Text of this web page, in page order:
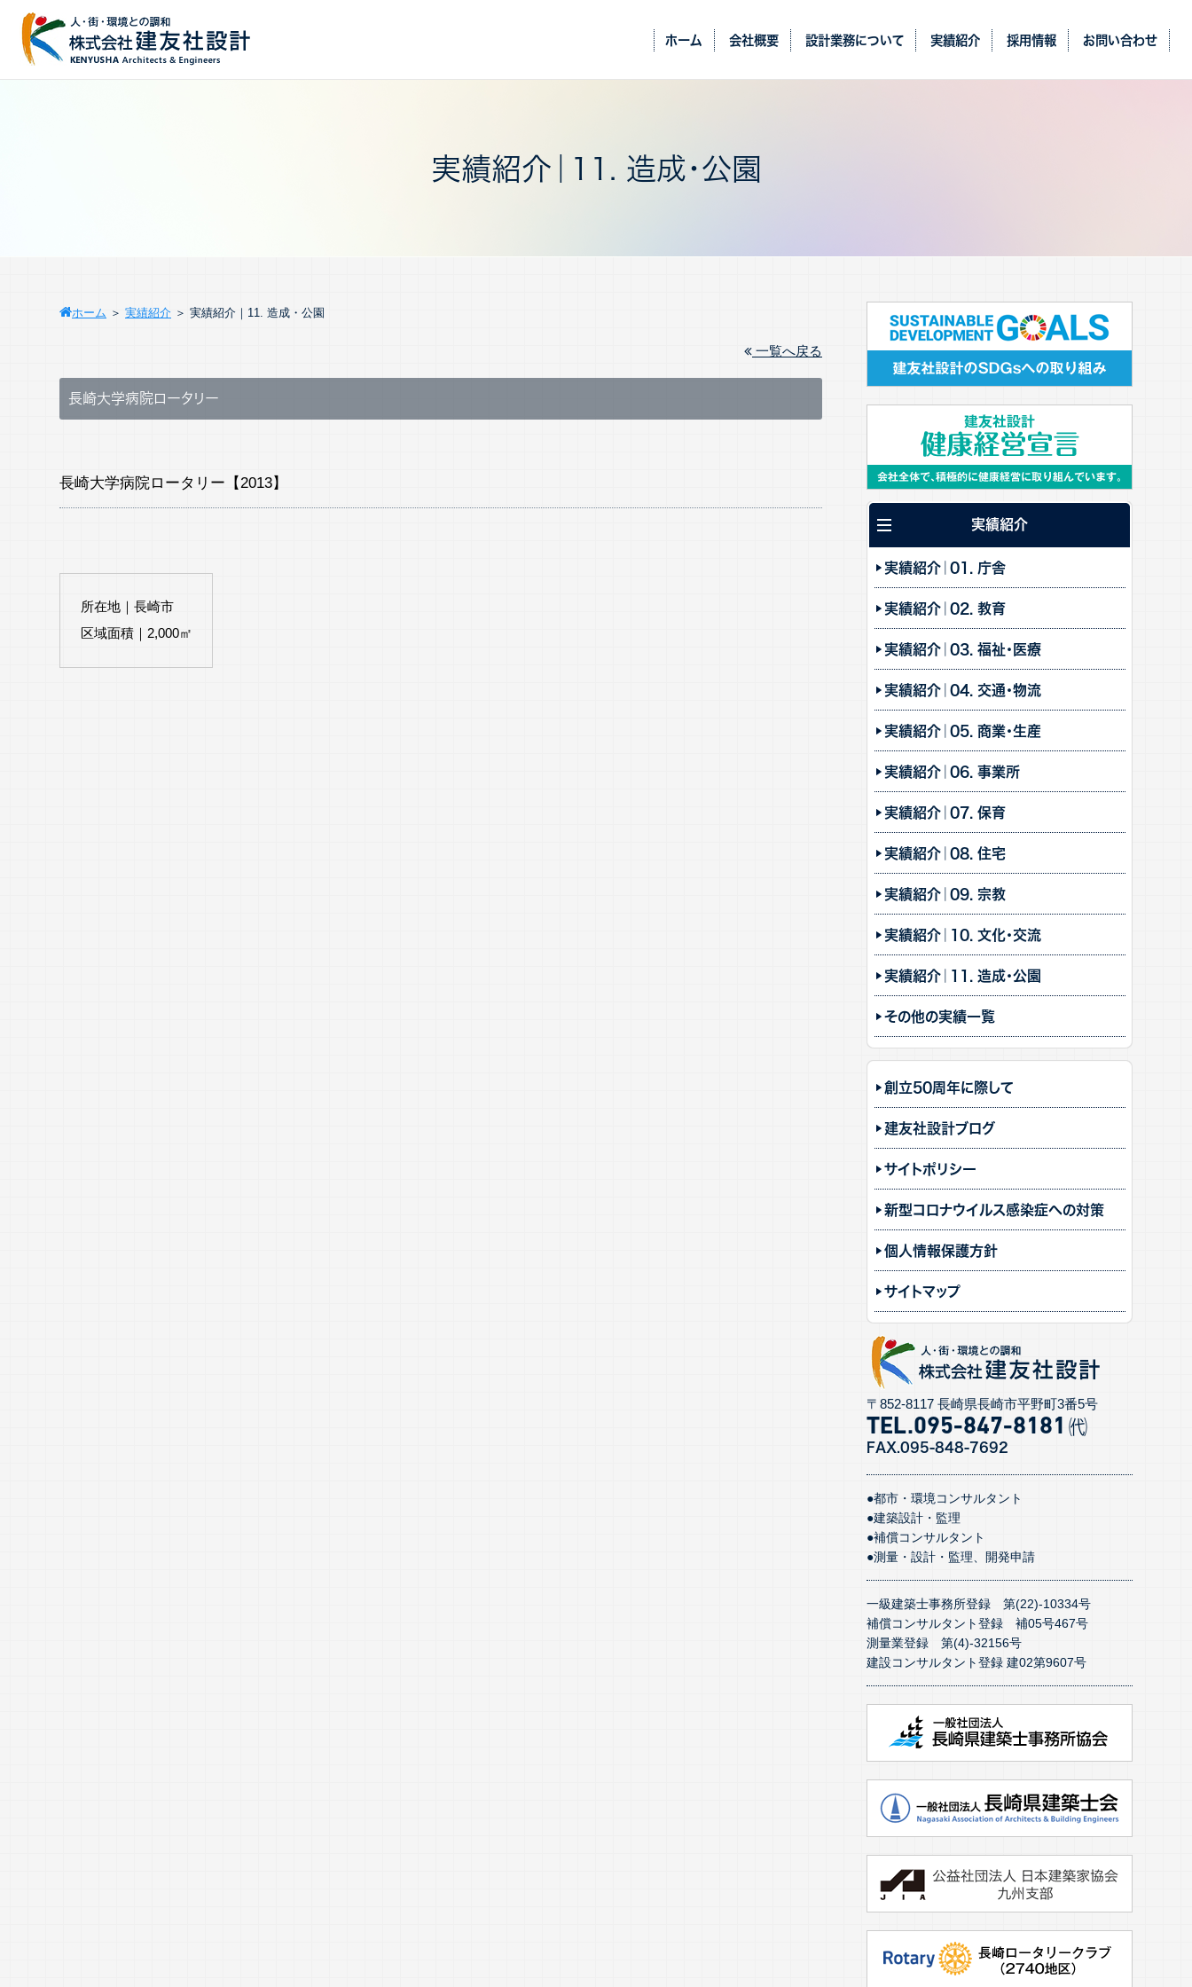
ホーム 会社概要 設計業務について 実績紹介 採用情報 お問い合わせ
実績紹介｜11. 造成・公園
ホーム ＞ 実績紹介 ＞ 実績紹介｜11. 造成・公園
一覧へ戻る
長崎大学病院ロータリー
長崎大学病院ロータリー【2013】
所在地｜長崎市
区域面積｜2,000㎡
実績紹介
実績紹介｜01. 庁舎
実績紹介｜02. 教育
実績紹介｜03. 福祉・医療
実績紹介｜04. 交通・物流
実績紹介｜05. 商業・生産
実績紹介｜06. 事業所
実績紹介｜07. 保育
実績紹介｜08. 住宅
実績紹介｜09. 宗教
実績紹介｜10. 文化・交流
実績紹介｜11. 造成・公園
その他の実績一覧
創立50周年に際して
建友社設計ブログ
サイトポリシー
新型コロナウイルス感染症への対策
個人情報保護方針
サイトマップ
〒852-8117 長崎県長崎市平野町3番5号
TEL.095-847-8181 ㈹
FAX.095-848-7692
●都市・環境コンサルタント
●建築設計・監理
●補償コンサルタント
●測量・設計・監理、開発申請
一級建築士事務所登録 第(22)-10334号
補償コンサルタント登録 補05号467号
測量業登録 第(4)-32156号
建設コンサルタント登録 建02第9607号